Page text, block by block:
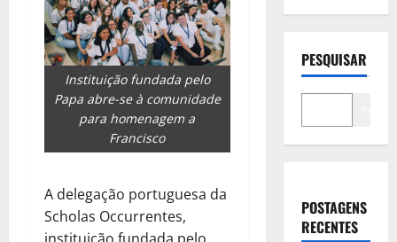
Instituição fundada pelo
Papa abre-se à comunidade
para homenagem a
Francisco
A delegação portuguesa da
Scholas Occurrentes,
instituição fundada pelo
PESQUISAR
POSTAGENS
RECENTES